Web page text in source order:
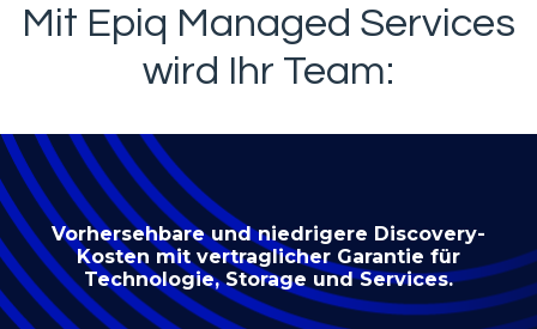
Mit Epiq Managed Services
wird Ihr Team:
Vorhersehbare und niedrigere Discovery-
Kosten mit vertraglicher Garantie für
Technologie, Storage und Services.